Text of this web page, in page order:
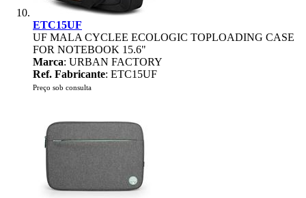
ETC15UF
UF MALA CYCLEE ECOLOGIC TOPLOADING CASE
FOR NOTEBOOK 15.6"
Marca: URBAN FACTORY
Ref. Fabricante: ETC15UF
Preço sob consulta